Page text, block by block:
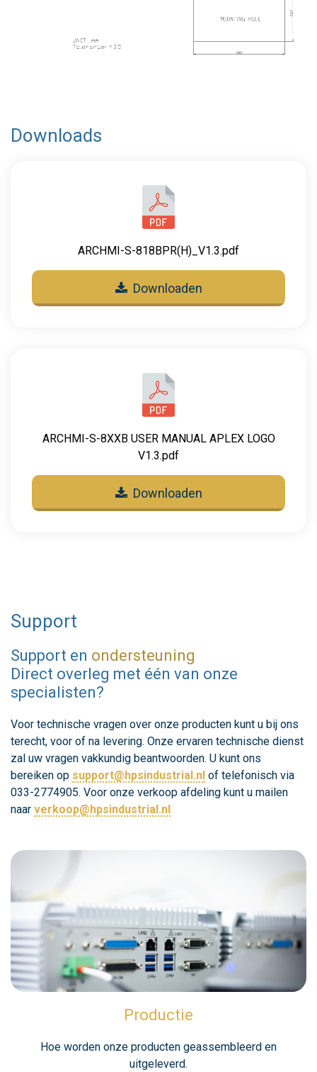
Downloads
ARCHMI-S-818BPR(H)_V1.3.pdf
Downloaden
ARCHMI-S-8XXB USER MANUAL APLEX LOGO
V1.3.pdf
Downloaden
Support
Support en ondersteuning
Direct overleg met één van onze
specialisten?
Voor technische vragen over onze producten kunt u bij ons
terecht, voor of na levering. Onze ervaren technische dienst
zal uw vragen vakkundig beantwoorden. U kunt ons
bereiken op support@hpsindustrial.nl of telefonisch via
033-2774905. Voor onze verkoop afdeling kunt u mailen
naar verkoop@hpsindustrial.nl
Productie
Hoe worden onze producten geassembleerd en
uitgeleverd.